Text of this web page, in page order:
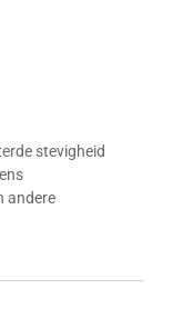
stevigheid
andere